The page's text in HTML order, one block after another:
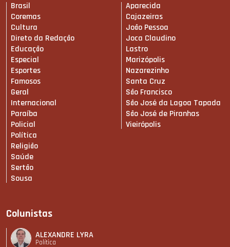
Brasil
Coremas
Cultura
Direto da Redação
Educação
Especial
Esportes
Famosos
Geral
Internacional
Paraíba
Policial
Política
Religião
Saúde
Sertão
Sousa
Aparecida
Cajazeiras
João Pessoa
Joca Claudino
Lastro
Marizópolis
Nazarezinho
Santa Cruz
São Francisco
São José da Lagoa Tapada
São José de Piranhas
Vieirópolis
Colunistas
ALEXANDRE LYRA
Política